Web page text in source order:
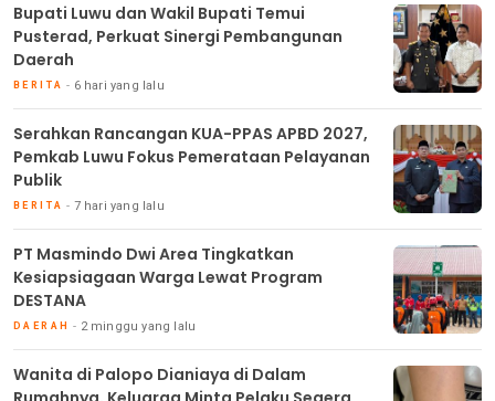
Bupati Luwu dan Wakil Bupati Temui
Pusterad, Perkuat Sinergi Pembangunan
Daerah
BERITA 6 hari yang lalu
Serahkan Rancangan KUA-PPAS APBD 2027,
Pemkab Luwu Fokus Pemerataan Pelayanan
Publik
BERITA 7 hari yang lalu
PT Masmindo Dwi Area Tingkatkan
Kesiapsiagaan Warga Lewat Program
DESTANA
DAERAH 2 minggu yang lalu
Wanita di Palopo Dianiaya di Dalam